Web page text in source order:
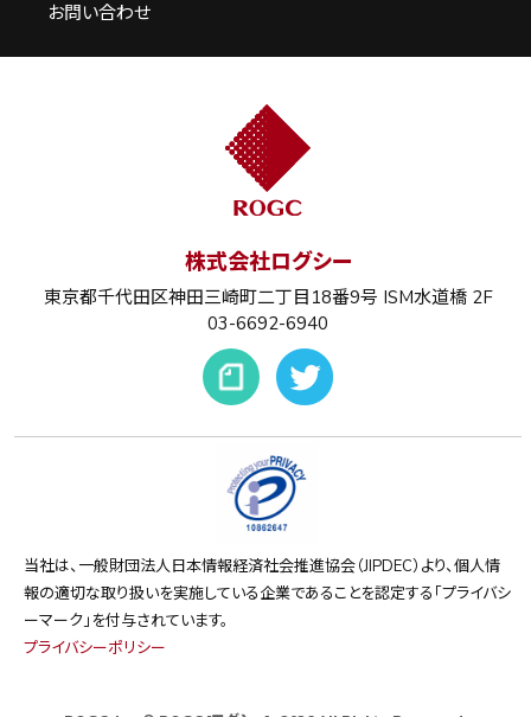
お問い合わせ
株式会社ログシー
東京都千代田区神田三崎町二丁目18番9号 ISM水道橋 2F
03-6692-6940
当社は、一般財団法人日本情報経済社会推進協会（JIPDEC）より、個人情
報の適切な取り扱いを実施している企業であることを認定する「プライバシ
ーマーク」を付与されています。
プライバシーポリシー